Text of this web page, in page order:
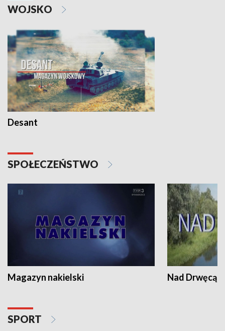
WOJSKO
Desant
SPOŁECZEŃSTWO
Magazyn nakielski Nad Drwęcą
SPORT